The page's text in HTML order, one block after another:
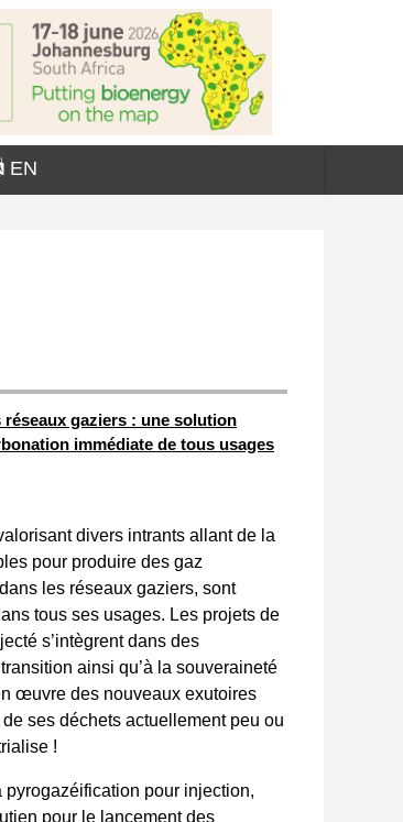
EN
gaziers : une solution
immédiate de tous usages
divers intrants allant de la
pour produire des gaz
les réseaux gaziers, sont
tous ses usages. Les projets de
s’intègrent dans des
ainsi qu’à la souveraineté
œuvre des nouveaux exutoires
ses déchets actuellement peu ou
!
pyrogazéification pour injection,
pour le lancement des